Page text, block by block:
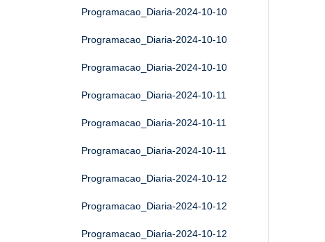
Programacao_Diaria-2024-10-10
Programacao_Diaria-2024-10-10
Programacao_Diaria-2024-10-10
Programacao_Diaria-2024-10-11
Programacao_Diaria-2024-10-11
Programacao_Diaria-2024-10-11
Programacao_Diaria-2024-10-12
Programacao_Diaria-2024-10-12
Programacao_Diaria-2024-10-12